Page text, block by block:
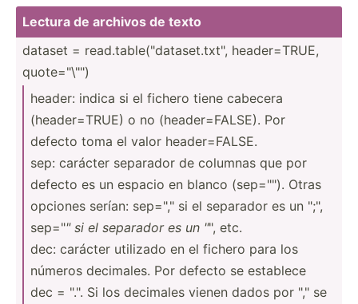
Lectura de archivos de texto
dataset = read.t­abl­e("d­ata­set.tx­t", header­=TRUE,
quote=­"­\"")
header: indica si el fichero tiene cabecera
(heade­r=TRUE) o no (heade­r=F­ALSE). Por
defecto toma el valor header­=FALSE.
sep: carácter separador de columnas que por
defecto es un espacio en blanco (sep=""). Otras
opciones serían: sep="," si el separador es un "­;",
sep="" si el separador es un "", etc.
dec: carácter utilizado en el fichero para los
números decimales. Por defecto se establece
dec = ".". Si los decimales vienen dados por "­," se